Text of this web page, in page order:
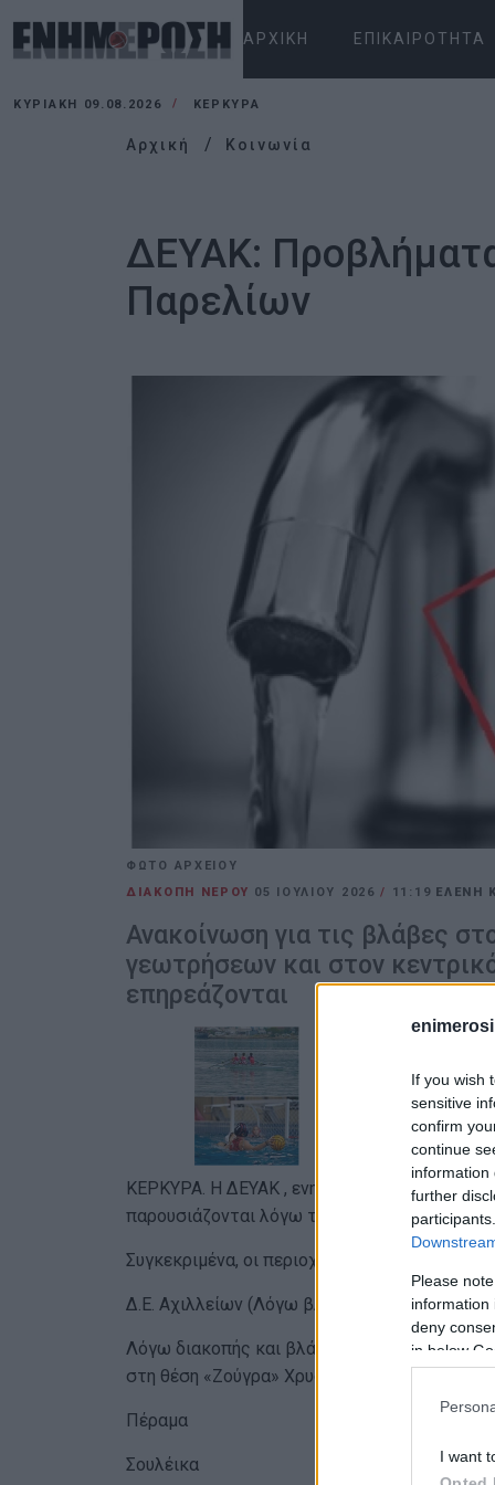
If you wish
sensitive
confirm
continue
information
further
Please
information
deny
in below
I want
ΑΡΧΙΚΉ ΕΠΙΚΑΙΡΌΤΗΤΑ
ΚΥΡΙΑΚΉ 09.08.2026 ΚΕΡΚΥΡΑ
Αρχική Κοινωνία
ΔΕΥΑΚ:
Παρελίων
ΦΩΤΟ ΑΡΧΕΙΟΥ
ΔΙΑΚΟΠΗ ΝΕΡΟΥ 05 ΙΟΥΛΊΟΥ 2026/ 11:19 ΕΛΕΝΗ
Ανακοίνωση για τις βλάβες
γεωτρήσεων και στον
επηρεάζονται
ΚΕΡΚΥΡΑ. Η ΔΕΥΑΚ , ενημερώνει τους
παρουσιάζονται λόγω τεχνικών βλαβών.
Συγκεκριμένα, οι περιοχές που επηρεάζονται
Δ.Ε. Αχιλλείων (Λόγω βλάβης ρεύματος)
Λόγω διακοπής και βλάβης στην παροχή
στη θέση «Ζούγρα» Χρυσηίδας,
Πέραμα
Σουλέικα